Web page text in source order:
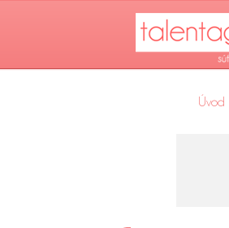
Úvod